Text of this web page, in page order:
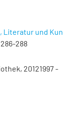
Literatur und Kun
288
20121997 -